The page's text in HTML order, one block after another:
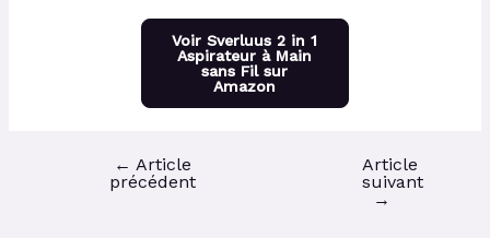
Voir Sverluus 2 in 1
Aspirateur à Main
sans Fil sur
Amazon
← Article
précédent
Article
suivant
→